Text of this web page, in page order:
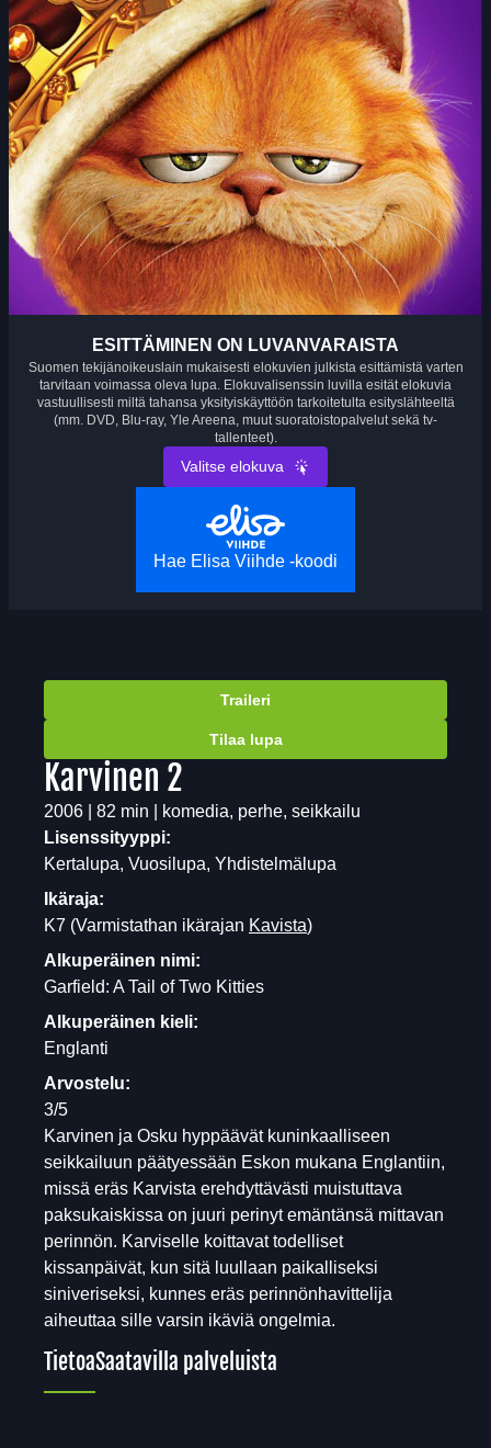
ESITTÄMINEN ON LUVANVARAISTA
Suomen tekijänoikeuslain mukaisesti elokuvien julkista esittämistä varten
tarvitaan voimassa oleva lupa. Elokuvalisenssin luvilla esität elokuvia
vastuullisesti miltä tahansa yksityiskäyttöön tarkoitetulta esityslähteeltä
(mm. DVD, Blu-ray, Yle Areena, muut suoratoistopalvelut sekä tv-
tallenteet).
Valitse elokuva
Hae Elisa Viihde -koodi
Traileri
Tilaa lupa
Karvinen 2
2006 | 82 min | komedia, perhe, seikkailu
Lisenssityyppi:
Kertalupa, Vuosilupa, Yhdistelmälupa
Ikäraja:
K7 (Varmistathan ikärajan Kavista)
Alkuperäinen nimi:
Garfield: A Tail of Two Kitties
Alkuperäinen kieli:
Englanti
Arvostelu:
3/5
Karvinen ja Osku hyppäävät kuninkaalliseen
seikkailuun päätyessään Eskon mukana Englantiin,
missä eräs Karvista erehdyttävästi muistuttava
paksukaiskissa on juuri perinyt emäntänsä mittavan
perinnön. Karviselle koittavat todelliset
kissanpäivät, kun sitä luullaan paikalliseksi
siniveriseksi, kunnes eräs perinnönhavittelija
aiheuttaa sille varsin ikäviä ongelmia.
TietoaSaatavilla palveluista